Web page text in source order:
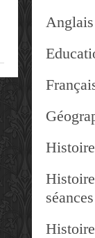
Anglais
Histoire
séances